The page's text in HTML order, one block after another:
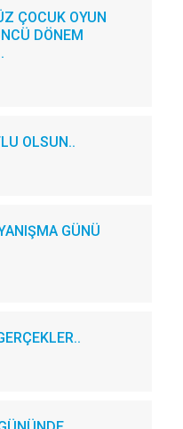
ÇOCUK OYUN
DÖNEM
OLSUN..
GÜNÜ